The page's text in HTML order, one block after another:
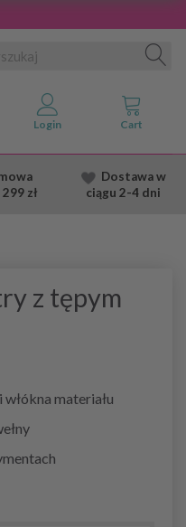
299 zł
Dostawaw
ciągu 2-4 dni
z tępym
materiału